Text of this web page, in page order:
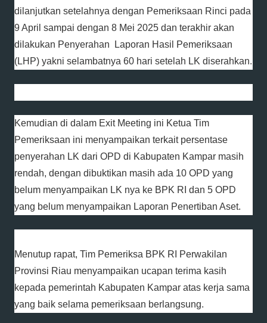
dilanjutkan setelahnya dengan Pemeriksaan Rinci pada
9 April sampai dengan 8 Mei 2025 dan terakhir akan
dilakukan Penyerahan Laporan Hasil Pemeriksaan
(LHP) yakni selambatnya 60 hari setelah LK diserahkan.
Kemudian di dalam Exit Meeting ini Ketua Tim
Pemeriksaan ini menyampaikan terkait persentase
penyerahan LK dari OPD di Kabupaten Kampar masih
rendah, dengan dibuktikan masih ada 10 OPD yang
belum menyampaikan LK nya ke BPK RI dan 5 OPD
yang belum menyampaikan Laporan Penertiban Aset.
Menutup rapat, Tim Pemeriksa BPK RI Perwakilan
Provinsi Riau menyampaikan ucapan terima kasih
kepada pemerintah Kabupaten Kampar atas kerja sama
yang baik selama pemeriksaan berlangsung.